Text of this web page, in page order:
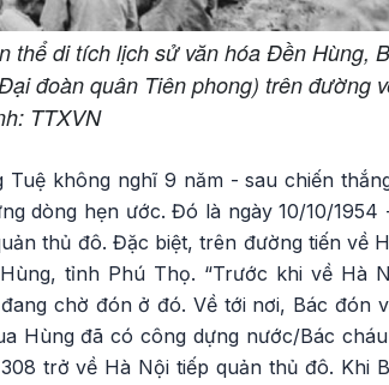
thể di tích lịch sử văn hóa Đền Hùng,
đoàn quân Tiên phong) trên đường
TTXVN
Tuệ không nghĩ 9 năm - sau chiến
dòng hẹn ước. Đó là ngày 10/10/1954
thủ đô. Đặc biệt, trên đường tiến về
tỉnh Phú Thọ. “Trước khi về Hà
chờ đón ở đó. Về tới nơi, Bác đón
Hùng đã có công dựng nước/Bác
trở về Hà Nội tiếp quản thủ đô. Khi